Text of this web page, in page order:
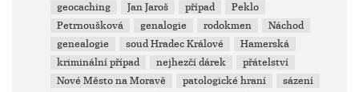
geocaching
Jan Jaroš případ
Peklo
Petrnoušková
genalogie rodokmen
Náchod
genealogie
soud Hradec Králové
Hamerská
kriminální případ
nejhezčí dárek
přátelství
Nové Město na Moravě
patologické hraní
sázení